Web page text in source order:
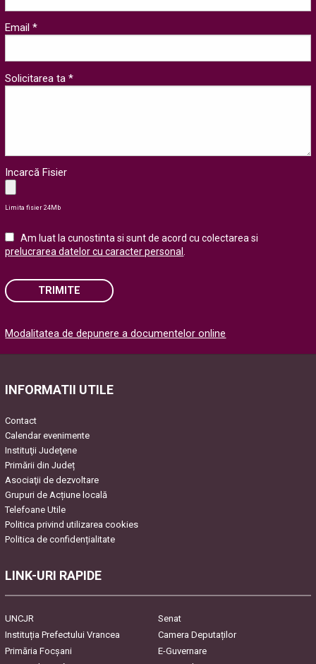
Email *
Solicitarea ta *
Incarcă Fisier
Limita fisier 24Mb
Am luat la cunostinta si sunt de acord cu colectarea si
prelucrarea datelor cu caracter personal
TRIMITE
Please
empty.
Modalitatea de depunere a documentelor online
INFORMATII UTILE
Contact
Calendar evenimente
Instituţii Judeţene
Primării din Județ
Asociaţii de dezvoltare
Grupuri de Acțiune locală
Telefoane Utile
Politica privind utilizarea cookies
Politica de confidențialitate
LINK-URI RAPIDE
UNCJR
Senat
Instituția Prefectului Vrancea
Camera Deputaților
Primăria Focşani
E-Guvernare